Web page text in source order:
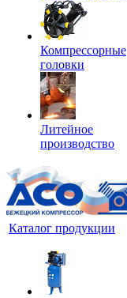
Компрессорные
головки
Литейное
производство
Каталог продукции